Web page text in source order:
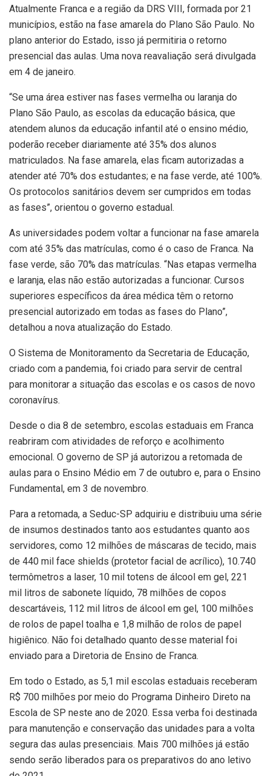
Atualmente Franca e a região da DRS VIII, formada por 21
municípios, estão na fase amarela do Plano São Paulo. No
plano anterior do Estado, isso já permitiria o retorno
presencial das aulas. Uma nova reavaliação será divulgada
em 4 de janeiro.
“Se uma área estiver nas fases vermelha ou laranja do
Plano São Paulo, as escolas da educação básica, que
atendem alunos da educação infantil até o ensino médio,
poderão receber diariamente até 35% dos alunos
matriculados. Na fase amarela, elas ficam autorizadas a
atender até 70% dos estudantes; e na fase verde, até 100%.
Os protocolos sanitários devem ser cumpridos em todas
as fases”, orientou o governo estadual.
As universidades podem voltar a funcionar na fase amarela
com até 35% das matrículas, como é o caso de Franca. Na
fase verde, são 70% das matrículas. “Nas etapas vermelha
e laranja, elas não estão autorizadas a funcionar. Cursos
superiores específicos da área médica têm o retorno
presencial autorizado em todas as fases do Plano”,
detalhou a nova atualização do Estado.
O Sistema de Monitoramento da Secretaria de Educação,
criado com a pandemia, foi criado para servir de central
para monitorar a situação das escolas e os casos de novo
coronavírus.
Desde o dia 8 de setembro, escolas estaduais em Franca
reabriram com atividades de reforço e acolhimento
emocional. O governo de SP já autorizou a retomada de
aulas para o Ensino Médio em 7 de outubro e, para o Ensino
Fundamental, em 3 de novembro.
Para a retomada, a Seduc-SP adquiriu e distribuiu uma série
de insumos destinados tanto aos estudantes quanto aos
servidores, como 12 milhões de máscaras de tecido, mais
de 440 mil face shields (protetor facial de acrílico), 10.740
termômetros a laser, 10 mil totens de álcool em gel, 221
mil litros de sabonete líquido, 78 milhões de copos
descartáveis, 112 mil litros de álcool em gel, 100 milhões
de rolos de papel toalha e 1,8 milhão de rolos de papel
higiênico. Não foi detalhado quanto desse material foi
enviado para a Diretoria de Ensino de Franca.
Em todo o Estado, as 5,1 mil escolas estaduais receberam
R$ 700 milhões por meio do Programa Dinheiro Direto na
Escola de SP neste ano de 2020. Essa verba foi destinada
para manutenção e conservação das unidades para a volta
segura das aulas presenciais. Mais 700 milhões já estão
sendo serão liberados para os preparativos do ano letivo